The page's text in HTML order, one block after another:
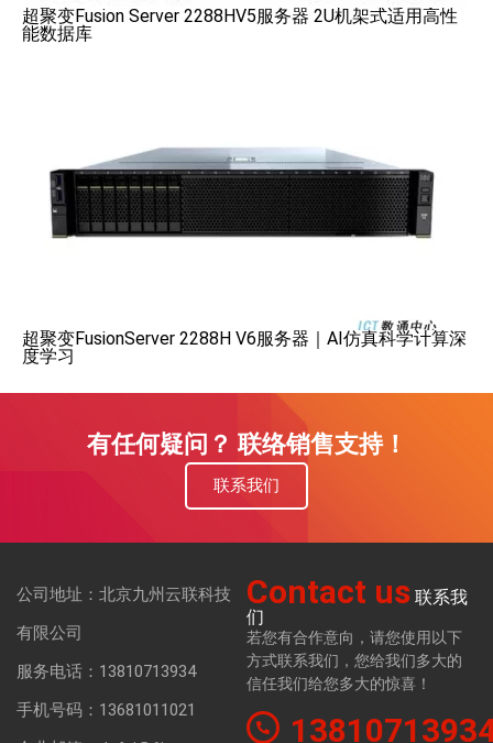
超聚变Fusion Server 2288HV5服务器 2U机架式适用高性
能数据库
超聚变FusionServer 2288H V6服务器｜AI仿真科学计算深
度学习
有任何疑问？ 联络销售支持！
联系我们
公司地址：北京九州云联科技
有限公司
服务电话：13810713934
手机号码：13681011021
Contact us 联系我
们
若您有合作意向，请您使用以下
方式联系我们，您给我们多大的
信任我们给您多大的惊喜！